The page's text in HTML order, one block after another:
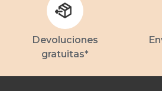
Devoluciones
gratuitas*